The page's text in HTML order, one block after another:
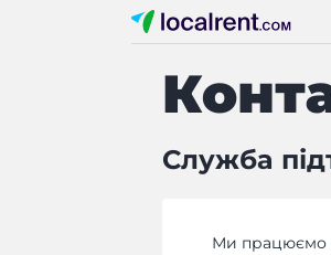
Служба
Ми працюємо